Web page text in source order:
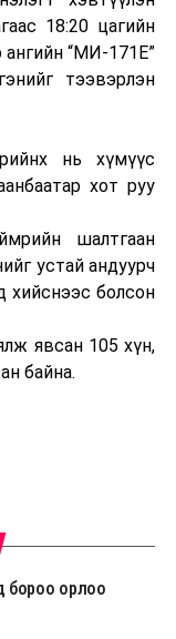
18:20 цагийн
ангийн “МИ-171Е”
тээвэрлэн
нь хүмүүс
хот руу
шалтгаан
устай андуурч
хийснээс болсон
явсан 105 хүн,
байна.
бороо орлоо